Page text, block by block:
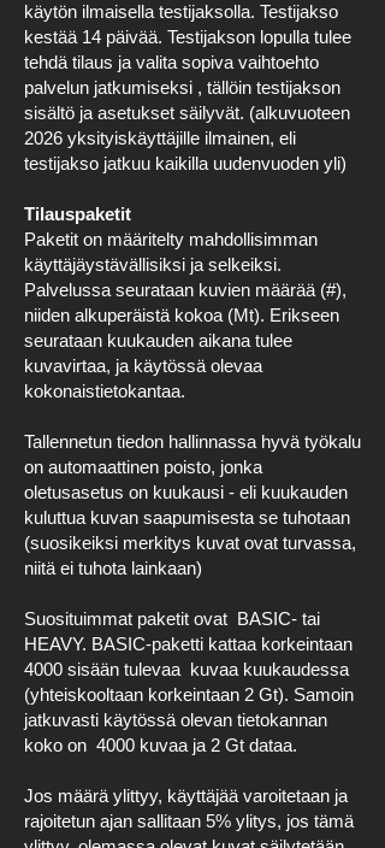
käytön ilmaisella testijaksolla. Testijakso
kestää 14 päivää. Testijakson lopulla tulee
tehdä tilaus ja valita sopiva vaihtoehto
palvelun jatkumiseksi , tällöin testijakson
sisältö ja asetukset säilyvät. (alkuvuoteen
2026 yksityiskäyttäjille ilmainen, eli
testijakso jatkuu kaikilla uudenvuoden yli)
Tilauspaketit
Paketit on määritelty mahdollisimman
käyttäjäystävällisiksi ja selkeiksi.
Palvelussa seurataan kuvien määrää (#),
niiden alkuperäistä kokoa (Mt). Erikseen
seurataan kuukauden aikana tulee
kuvavirtaa, ja käytössä olevaa
kokonaistietokantaa.
Tallennetun tiedon hallinnassa hyvä työkalu
on automaattinen poisto, jonka
oletusasetus on kuukausi - eli kuukauden
kuluttua kuvan saapumisesta se tuhotaan
(suosikeiksi merkitys kuvat ovat turvassa,
niitä ei tuhota lainkaan)
Suosituimmat paketit ovat BASIC- tai
HEAVY. BASIC-paketti kattaa korkeintaan
4000 sisään tulevaa kuvaa kuukaudessa
(yhteiskooltaan korkeintaan 2 Gt). Samoin
jatkuvasti käytössä olevan tietokannan
koko on 4000 kuvaa ja 2 Gt dataa.
Jos määrä ylittyy, käyttäjää varoitetaan ja
rajoitetun ajan sallitaan 5% ylitys, jos tämä